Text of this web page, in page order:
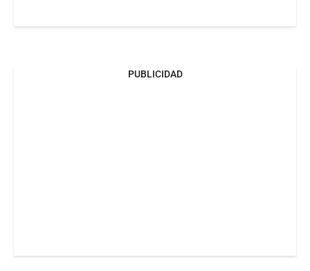
PUBLICIDAD